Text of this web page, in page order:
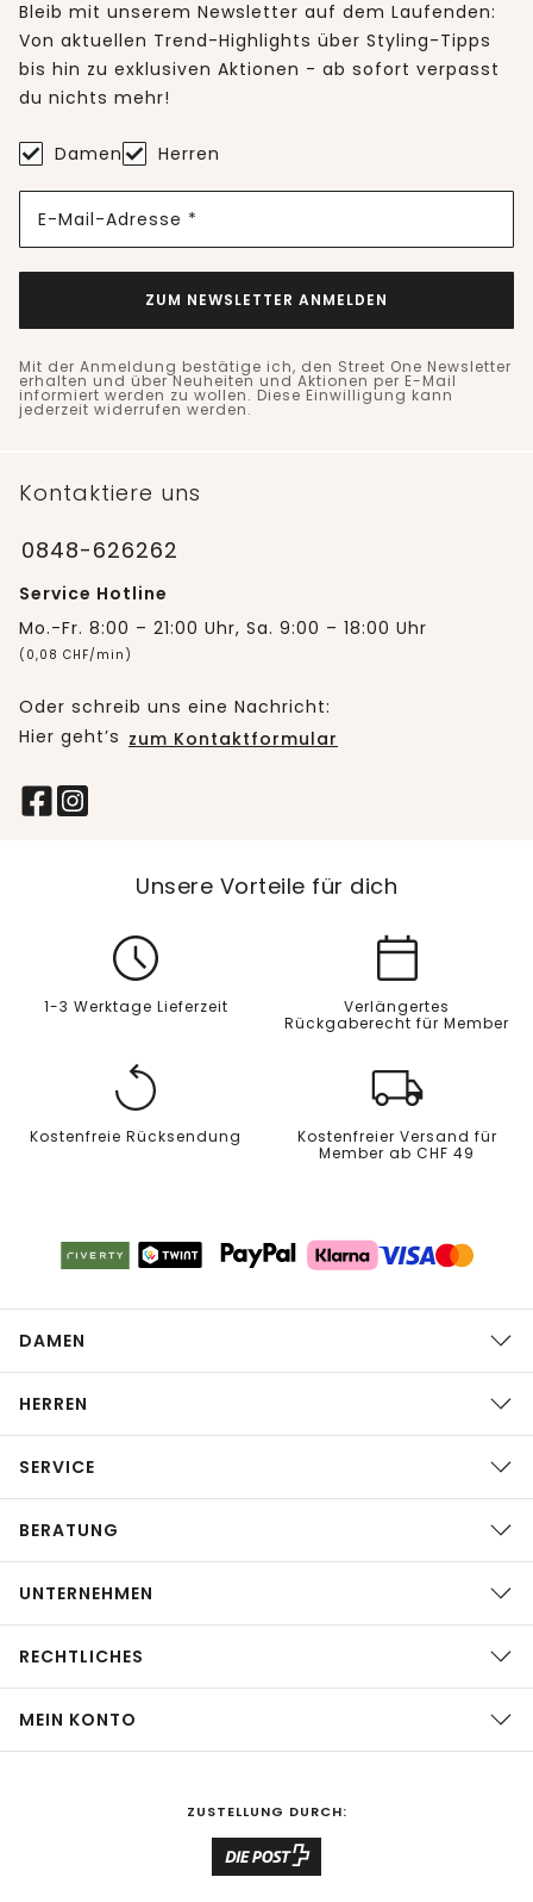
Bleib mit unserem Newsletter auf dem Laufenden:
Von aktuellen Trend-Highlights über Styling-Tipps
bis hin zu exklusiven Aktionen - ab sofort verpasst
du nichts mehr!
Damen Herren
E-Mail-Adresse *
ZUM NEWSLETTER ANMELDEN
Mit der Anmeldung bestätige ich, den Street One Newsletter
erhalten und über Neuheiten und Aktionen per E-Mail
informiert werden zu wollen. Diese Einwilligung kann
jederzeit widerrufen werden.
Kontaktiere uns
0848-626262
Service Hotline
Mo.-Fr. 8:00 – 21:00 Uhr, Sa. 9:00 – 18:00 Uhr
(0,08 CHF/min)
Oder schreib uns eine Nachricht:
Hier geht’s zum Kontaktformular
Unsere Vorteile für dich
1-3 Werktage Lieferzeit
Verlängertes
Rückgaberecht für Member
Kostenfreie Rücksendung
Kostenfreier Versand für
Member ab CHF 49
DAMEN
HERREN
SERVICE
BERATUNG
UNTERNEHMEN
RECHTLICHES
MEIN KONTO
ZUSTELLUNG DURCH: